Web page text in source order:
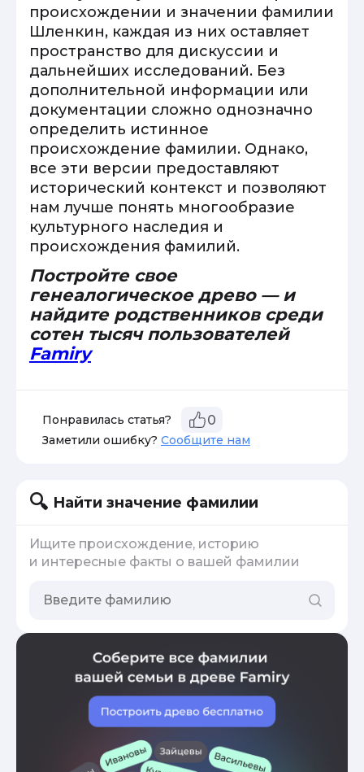
происхождении и значении фамилии
Шленкин, каждая из них оставляет
пространство для дискуссии и
дальнейших исследований. Без
дополнительной информации или
документации сложно однозначно
определить истинное
происхождение фамилии. Однако,
все эти версии предоставляют
исторический контекст и позволяют
нам лучше понять многообразие
культурного наследия и
происхождения фамилий.
Постройте свое
генеалогическое древо — и
найдите родственников среди
сотен тысяч пользователей
Famiry
Понравилась статья? 0
Заметили ошибку? Сообщите нам
Найти значение фамилии
Ищите происхождение, историю
и интересные факты о вашей фамилии